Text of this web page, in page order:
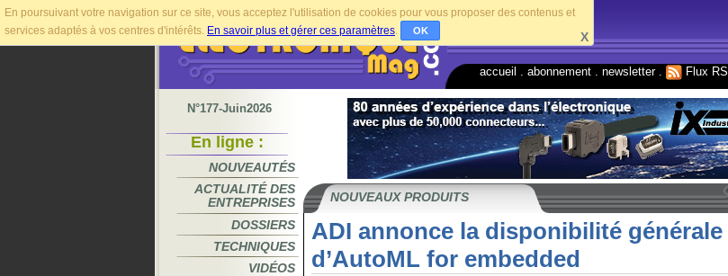
En poursuivant votre navigation sur ce site, vous acceptez l'utilisation de cookies pour vous proposer des contenus et
services adaptés à vos centres d'intérêts. En savoir plus et gérer ces paramètres. OK X
accueil abonnement newsletter. Flux
N°177-Juin2026
En ligne :
NOUVEAUTÉS
ACTUALITÉ DES
ENTREPRISES
DOSSIERS
TECHNIQUES
VIDÉOS
NOUVEAUX PRODUITS
ADI annonce la disponibilité générale
d’AutoML for embedded